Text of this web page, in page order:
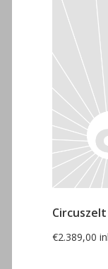
€2.389,00